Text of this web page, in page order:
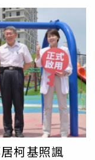
真正讓制度向前跨
路努力至今最大的
日，新北市一所
不滿遭楊承勳提醒
郭男到場後先與楊
善意提醒，仍未能
朝楊承勳頸部、胸
設葉克膜搶救，仍
少年司法制度、校
。楊承勳原本是數
益，相較類似校園
的疑慮。北高行在
做相同主張，最
回上訴，台大解聘
過徐世勳的杏壇生
期間曾表示，徐世
學校任職，但可以
身不得聘任。
友發文表示，張鈞
有人回憶兩人過去
工作，如今只能以
道別。一名曾接
鈞綸去年健康狀況
。目前家屬尚未公
張鈞綸去年曾因公
廣泛討論。他指
遠事務所的學習律
後，才完成認領程
相關言論當時引起
柯基照諷